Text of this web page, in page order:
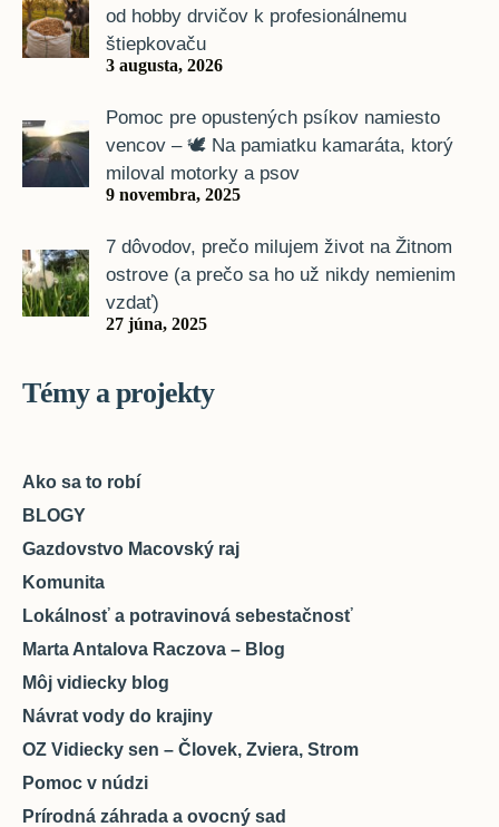
od hobby drvičov k profesionálnemu
štiepkovaču
3 augusta, 2026
Pomoc pre opustených psíkov namiesto
vencov – 🕊️ Na pamiatku kamaráta, ktorý
miloval motorky a psov
9 novembra, 2025
7 dôvodov, prečo milujem život na Žitnom
ostrove (a prečo sa ho už nikdy nemienim
vzdať)
27 júna, 2025
Témy a projekty
Ako sa to robí
BLOGY
Gazdovstvo Macovský raj
Komunita
Lokálnosť a potravinová sebestačnosť
Marta Antalova Raczova – Blog
Môj vidiecky blog
Návrat vody do krajiny
OZ Vidiecky sen – Človek, Zviera, Strom
Pomoc v núdzi
Prírodná záhrada a ovocný sad